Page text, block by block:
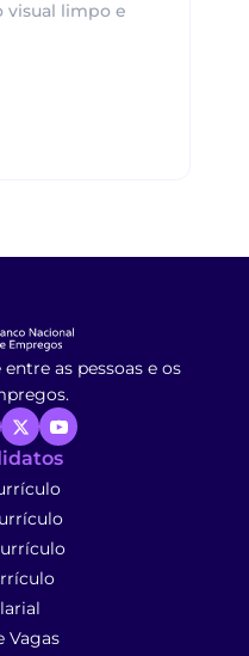
limpo e
as pessoas e os
Vagas